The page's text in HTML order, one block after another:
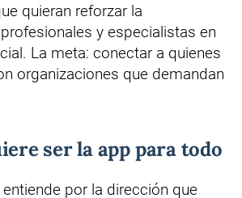
quieran reforzar la
y especialistas en
La meta: conectar a quienes
organizaciones que demandan
ser la app para todo
por la dirección que